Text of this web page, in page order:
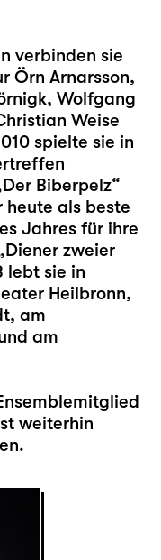
verbinden sie
Örn Arnarsson,
Wolfgang
Weise
spielte sie in
Biberpelz“
heute als beste
Jahres für ihre
zweier
lebt sie in
Heilbronn,
am
am
weiterhin